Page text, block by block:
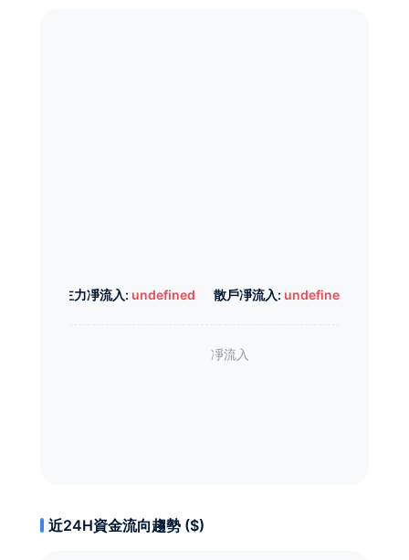
主力凈流入: undefined 散戶凈流入: undefined
近24H資金流向趨勢 ($)